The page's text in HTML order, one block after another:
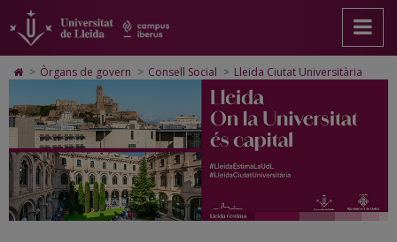
Lleida
Ciutat
Universitària
pàgina
principal.
Universitat
de
Lleida
contingut
principal
de
pàgina
Mapa
Web.
Universitat
Lleida
Cerca
Accessibilitat.
Universitat
Lleida
Icono
Home
para
a
la
página
de
inicio
> Òrgans de govern > Consell Social > Lleida Ciutat Universitària